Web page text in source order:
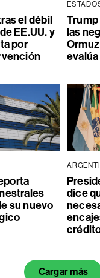
el débil
EE.UU. y
por
las
evalúa
su nuevo
dice
Cargar más